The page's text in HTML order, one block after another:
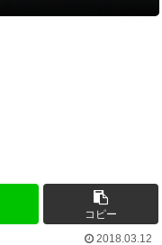
コピー
2018.03.12